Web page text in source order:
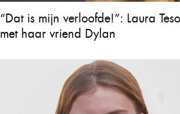
“Dat is mijn verloofde!”: Laura
met haar vriend Dylan